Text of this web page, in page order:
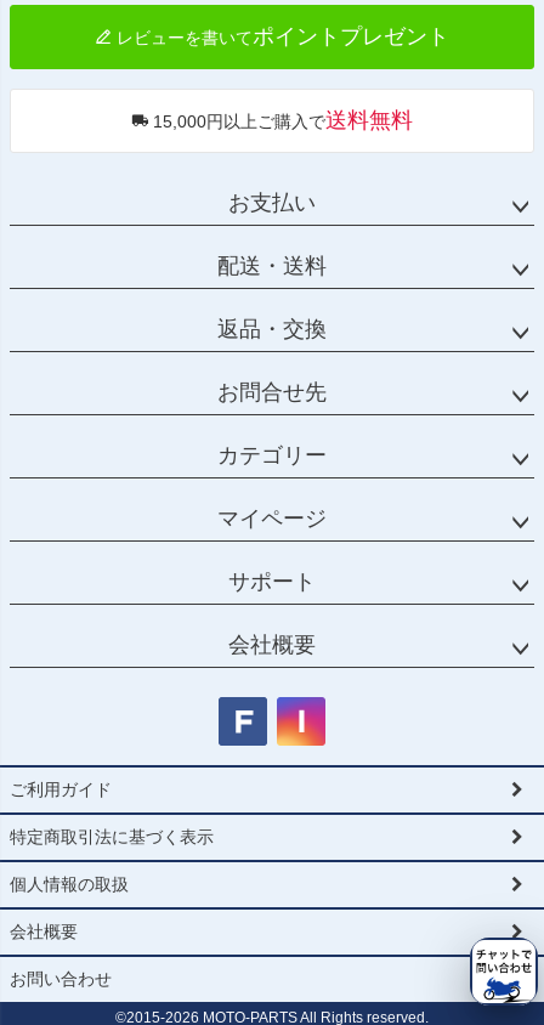
レビューを書いてポイントプレゼント
15,000円以上ご購入で送料無料
お支払い
配送・送料
返品・交換
お問合せ先
カテゴリー
マイページ
サポート
会社概要
ご利用ガイド
特定商取引法に基づく表示
個人情報の取扱
会社概要
お問い合わせ
©2015-2026 MOTO-PARTS All Rights reserved.